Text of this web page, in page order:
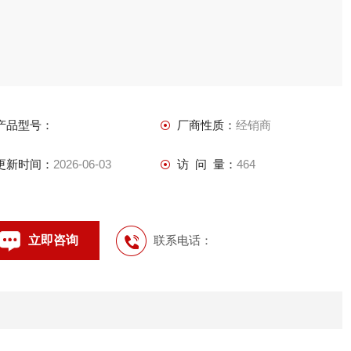
品型号： 厂商性质： 经销商
新时间： 2026-06-03 访 问 量： 464
立即咨询 联系电话：